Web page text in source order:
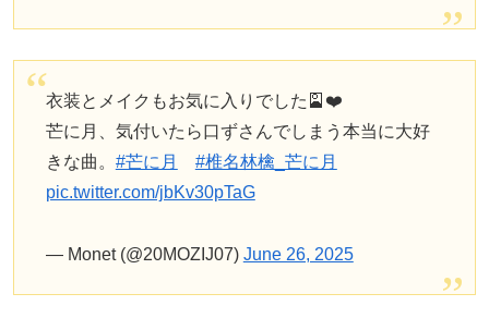
衣装とメイクもお気に入りでした🎴❤️
芒に月、気付いたら口ずさんでしまう本当に大好
きな曲。 #芒に月
#椎名林檎_芒に月
pic.twitter.com/jbKv30pTaG
— Monet (@20MOZIJ07) June 26, 2025